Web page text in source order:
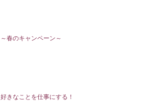
～春のキャンペーン～
好きなことを仕事にする！